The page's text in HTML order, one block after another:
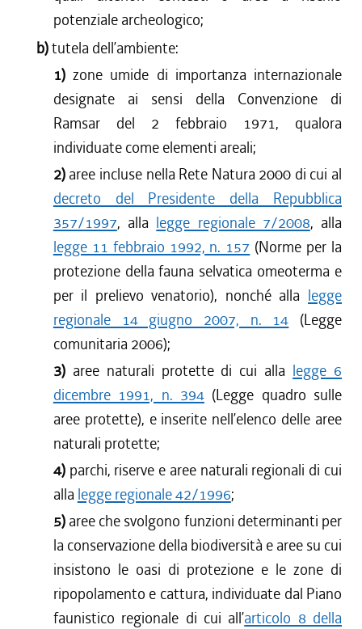
potenziale archeologico;
b)tutela dell’ambiente:
1)zone umide di importanza internazionale
designate ai sensi della Convenzione di
Ramsar del 2 febbraio 1971, qualora
individuate come elementi areali;
2) aree incluse nella Rete Natura 2000 di cui al
decreto del Presidente della Repubblica
357/1997, alla legge regionale 7/2008, alla
legge 11 febbraio 1992, n. 157 (Norme per la
protezione della fauna selvatica omeoterma e
per il prelievo venatorio), nonché alla legge
regionale 14 giugno 2007, n. 14 (Legge
comunitaria 2006);
3) aree naturali protette di cui alla legge 6
dicembre 1991, n. 394(Legge quadro sulle
aree protette), e inserite nell’elenco delle aree
naturali protette;
4) parchi, riserve e aree naturali regionali di cui
alla legge regionale 42/1996;
5) aree che svolgono funzioni determinanti per
la conservazione della biodiversità e aree su cui
insistono le oasi di protezione e le zone di
ripopolamento e cattura, individuate dal Piano
faunistico regionale di cui all’articolo 8 della